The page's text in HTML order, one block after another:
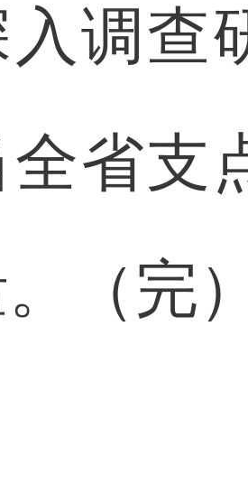
入调查
省支
（完